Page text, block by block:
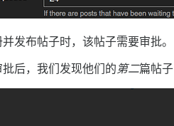
发布帖子时，该帖子需要审批。
后，我们发现他们的 第二篇帖子